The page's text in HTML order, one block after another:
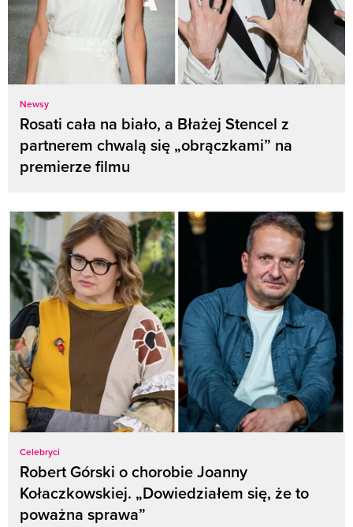
Newsy
Rosati cała na biało, a Błażej Stencel z
partnerem chwalą się „obrączkami” na
premierze filmu
Celebryci
Robert Górski o chorobie Joanny
Kołaczkowskiej. „Dowiedziałem się, że to
poważna sprawa”